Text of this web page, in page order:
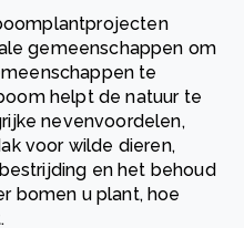
gemeenschappen om
te
helpt de natuur te
nevenvoordelen,
voor wilde dieren,
en het behoud
bomen u plant, hoe